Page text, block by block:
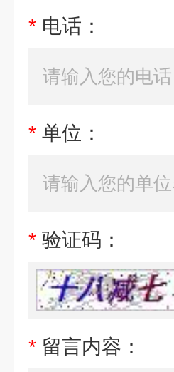
* 电话：
* 单位：
* 验证码：
* 留言内容：